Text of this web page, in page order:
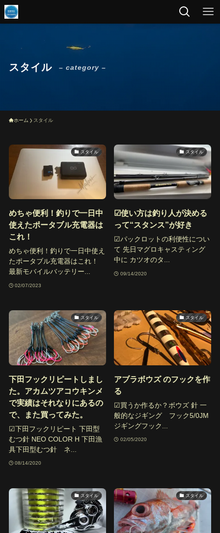
スタイル – category –
ホーム スタイル
スタイル
めちゃ便利！釣りで一日中
使えたポータブル充電器は
これ！
めちゃ便利！釣りで一日中使え
たポータブル充電器はこれ！
最新モバイルバッテリー...
02/07/2023
スタイル
☑︎使い方は釣り人が決める
って“スタンス”が好き
☑︎パックロットの利便性につい
て 先日マグロキャスティング
中に カツオのタ...
09/14/2020
スタイル
下田フックリピートしまし
た。アカムツアコウキンメ
で実績はそれなりにあるの
で、また買ってみた。
☑︎下田フックリピート 下田型
むつ針 NEO COLOR H 下田漁
具下田型むつ針 ネ...
08/14/2020
スタイル
アブラボウズ のフックを作
る
☑︎買うか作るか？ボウズ 針 一
般的なジギング フック5/0JM
ジギングフック...
02/05/2020
スタイル スタイル